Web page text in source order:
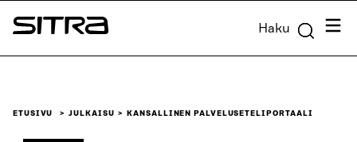
Siirry
suoraan
Sitra Haku
ETUSIVU JULKAISU KANSALLINEN PALVELUSETELIPORTAALI